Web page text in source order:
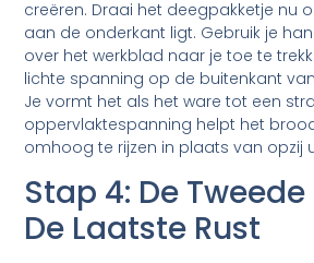
creëren. Draai het deegpakketje nu
aan de onderkant ligt. Gebruik je
over het werkblad naar je toe te
lichte spanning op de buitenkant
Je vormt het als het ware tot een
oppervlaktespanning helpt het
omhoog te rijzen in plaats van opzij
Stap 4: De
De Laatste Rust